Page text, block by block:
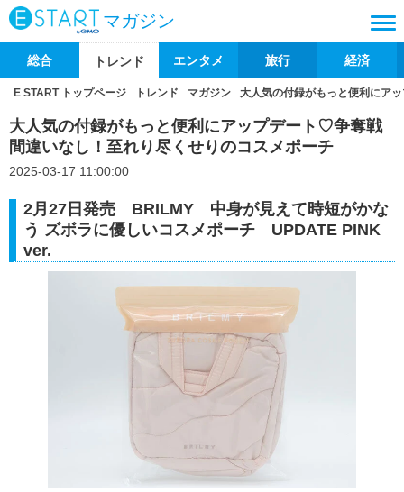
マガジン
総合 トレンド エンタメ 旅行 経済
E START トップページ トレンド マガジン 大人気の付録がもっと便利にア
大人気の付録がもっと便利にアップデート♡争奪戦
間違いなし！至れり尽くせりのコスメポーチ
2025-03-17 11:00:00
2月27日発売 BRILMY 中身が見えて時短がかな
う ズボラに優しいコスメポーチ UPDATE PINK
ver.